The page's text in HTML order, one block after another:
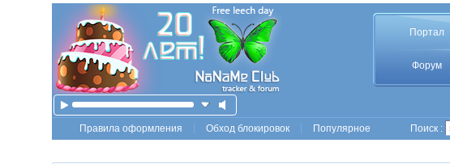
Портал
Форум
Правила оформления Обход блокировок Популярное Поиск :